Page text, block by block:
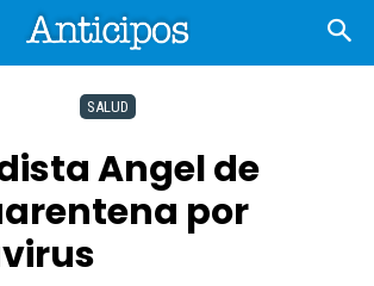
SALUD
Angel de
por